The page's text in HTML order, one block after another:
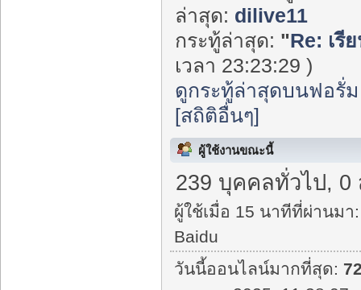
ล่าสุด: dilive11
กระทู้ล่าสุด: "Re: เรี
เวลา 23:23:29 )
ดูกระทู้ล่าสุดบนฟอรั่ม
[สถิติอื่นๆ]
ผู้ใช้งานขณะนี้
239 บุคคลทั่วไป, 0
ผู้ใช้เมื่อ 15 นาทีที่ผ่านมา:
Baidu
วันนี้ออนไลน์มากที่สุด: